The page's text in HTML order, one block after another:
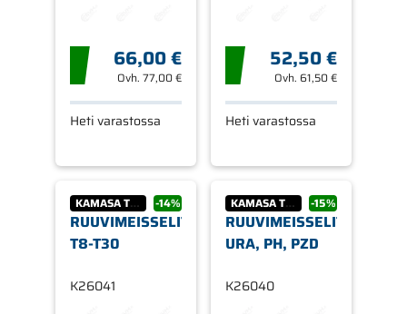
66,00 €
Ovh. 77,00 €
Heti varastossa
52,50 €
Ovh. 61,50 €
Heti varastossa
KAMASA TOOLS -14%
RUUVIMEISSELIT
T8-T30
K26041
KAMASA TOOLS -15%
RUUVIMEISSELIT
URA, PH, PZD
K26040